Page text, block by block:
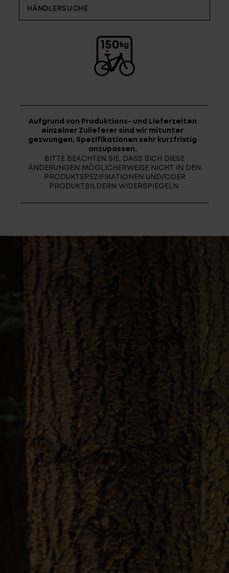
Fragen - Antworten / FAQ
de-DE
HÄNDLERSUCHE
Aufgrund von Produktions- und Lieferzeiten
einzelner Zulieferer sind wir mitunter
gezwungen, Spezifikationen sehr kurzfristig
anzupassen.
BITTE BEACHTEN SIE, DASS SICH DIESE
ÄNDERUNGEN MÖGLICHERWEISE NICHT IN DEN
PRODUKTSPEZIFIKATIONEN UND/ODER
PRODUKTBILDERN WIDERSPIEGELN.